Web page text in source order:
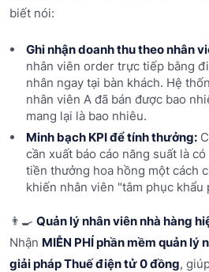
biết nói:
Ghi nhận doanh thu theo nhân
nhân viên order trực tiếp bằng
nhân ngay tại bàn khách. Hệ
nhân viên A đã bán được bao
mang lại là bao nhiêu.
Minh bạch KPIđể tính thưởng:
cần xuất báo cáo năng suất là
tiền thưởng hoa hồng một cách
khiến nhân viên "tâm phục khẩu
👨‍🍳 Quản lý nhân viên nhà hàng
Nhận MIỄN PHÍ phần mềm quản lý
giải pháp Thuế điện tử 0 đồng,